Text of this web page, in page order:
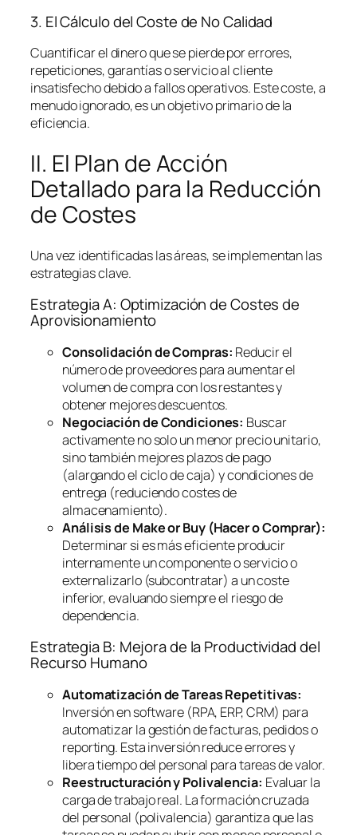
3. El Cálculo del Coste de No Calidad
Cuantificar el dinero que se pierde por errores,
repeticiones, garantías o servicio al cliente
insatisfecho debido a fallos operativos. Este coste, a
menudo ignorado, es un objetivo primario de la
eficiencia.
II. El Plan de Acción
Detallado para la Reducción
de Costes
Una vez identificadas las áreas, se implementan las
estrategias clave.
Estrategia A: Optimización de Costes de
Aprovisionamiento
Consolidación de Compras: Reducir el
número de proveedores para aumentar el
volumen de compra con los restantes y
obtener mejores descuentos.
Negociación de Condiciones: Buscar
activamente no solo un menor precio unitario,
sino también mejores plazos de pago
(alargando el ciclo de caja) y condiciones de
entrega (reduciendo costes de
almacenamiento).
Análisis de Make or Buy(Hacer o Comprar):
Determinar si es más eficiente producir
internamente un componente o servicio o
externalizarlo (subcontratar) a un coste
inferior, evaluando siempre el riesgo de
dependencia.
Estrategia B: Mejora de la Productividad del
Recurso Humano
Automatización de Tareas Repetitivas:
Inversión ensoftware(RPA, ERP, CRM) para
automatizar la gestión de facturas, pedidos o
reporting. Esta inversión reduce errores y
libera tiempo del personal para tareas de valor.
Reestructuración y Polivalencia: Evaluar la
carga de trabajo real. La formación cruzada
del personal (polivalencia) garantiza que las